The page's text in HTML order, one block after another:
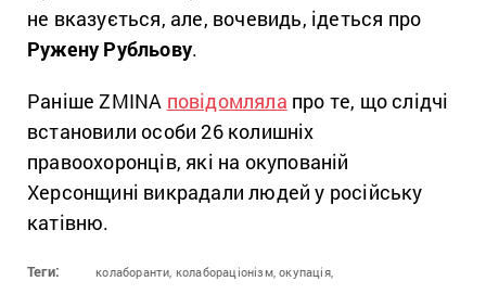
не вказується, але, вочевидь, ідеться про
Ружену Рубльову.
Раніше ZMINA повідомляла про те, що слідчі
встановили особи 26 колишніх
правоохоронців, які на окупованій
Херсонщині викрадали людей у російську
катівню.
Теги: колаборанти, колабораціонізм, окупація,